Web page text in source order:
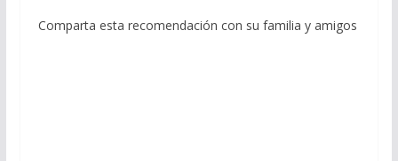
Comparta esta recomendación con su familia y amigos